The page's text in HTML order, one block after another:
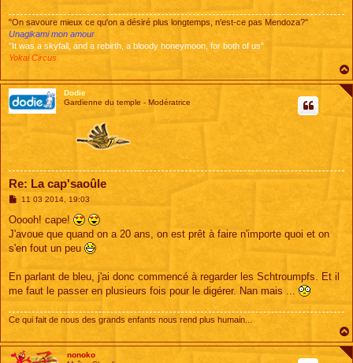
"On savoure mieux ce qu'on a désiré plus longtemps, n'est-ce pas Mendoza?"
Unagikami mon amour
"It was a skyfall, and a rebirth, a bloody honeymoon, for both of us"
Yokai Circus
Dodie
Gardienne du temple - Modératrice
Re: La cap'saoûle
M
s
a
g
11 03 2014, 19:03
Ooooh! cape!
J'avoue que quand on a 20 ans, on est prêt à faire n'importe quoi et on
s'en fout un peu
En parlant de bleu, j'ai donc commencé à regarder les Schtroumpfs. Et il
me faut le passer en plusieurs fois pour le digérer. Nan mais ...
Ce qui fait de nous des grands enfants nous rend plus humain...
nonoko